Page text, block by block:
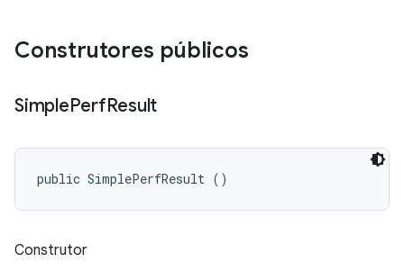
Construtores públicos
SimplePerfResult
public SimplePerfResult ()
Construtor